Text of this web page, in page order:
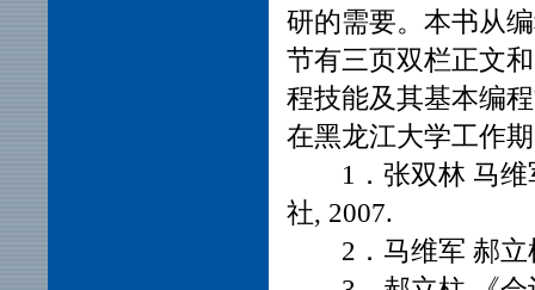
研的需要。本书从
节有三页双栏正文
程技能及其基本编
在黑龙江大学工作
1．张双林 马
社, 2007.
2．马维军 郝